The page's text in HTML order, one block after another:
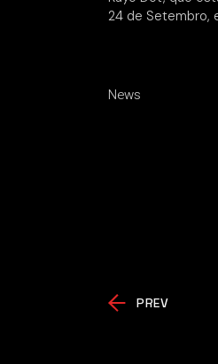
24 de Setembro,
News
PREV